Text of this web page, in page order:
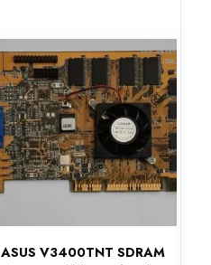
ASUS V3400TNT SDRAM